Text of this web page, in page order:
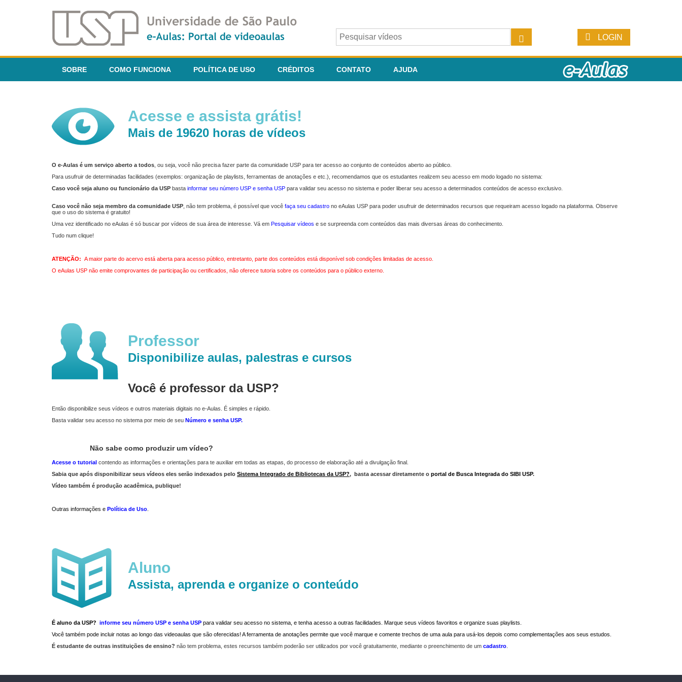
LOGIN
SOBRE COMO FUNCIONA POLÍTICA DE USO CRÉDITOS CONTATO AJUDA
Acesse e assista grátis!
Mais de 19620 horas de vídeos
O e-Aulas é um serviço aberto a todos , ou seja, você não precisa fazer parte da comunidade USP para ter acesso ao conjunto de conteúdos aberto ao público.
Para usufruir de determinadas facilidades (exemplos: organização de playlists, ferramentas de anotações e etc.), recomendamos que os estudantes realizem seu acesso em modo logado no sistema:
Caso você seja aluno ou funcionário da USP basta informar seu número USP e senha USP para validar seu acesso no sistema e poder liberar seu acesso a determinados conteúdos de acesso exclusivo.
Caso você não seja membro da comunidade USP , não tem problema, é possível que você faça seu cadastro no eAulas USP para poder usufruir de determinados recursos que requeiram acesso logado na plataforma. Observe
que o uso do sistema é gratuito!
Uma vez identificado no eAulas é só buscar por vídeos de sua área de interesse. Vá em Pesquisar vídeos e se surpreenda com conteúdos das mais diversas áreas do conhecimento.
Tudo num clique!
ATENÇÃO: A maior parte do acervo está aberta para acesso público, entretanto, parte dos conteúdos está disponível sob condições limitadas de acesso.
O eAulas USP não emite comprovantes de participação ou certificados, não oferece tutoria sobre os conteúdos para o público externo.
Professor
Disponibilize aulas, palestras e cursos
Você é professor da USP?
Então disponibilize seus vídeos e outros materiais digitais no e-Aulas. É simples e rápido.
Basta validar seu acesso no sistema por meio de seu Número e senha USP.
Não sabe como produzir um vídeo?
Acesse o tutorial contendo as informações e orientações para te auxiliar em todas as etapas, do processo de elaboração até a divulgação final.
Sabia que após disponibilizar seus vídeos eles serão indexados pelo Sistema Integrado de Bibliotecas da USP?, basta acessar diretamente o portal de Busca Integrada do SIBI USP.
Vídeo também é produção acadêmica, publique!
Outras informações e Política de Uso
Aluno
Assista, aprenda e organize o conteúdo
É aluno da USP? informe seu número USP e senha USP para validar seu acesso no sistema, e tenha acesso a outras facilidades. Marque seus vídeos favoritos e organize suas playlists.
Você também pode incluir notas ao longo das videoaulas que são oferecidas! A ferramenta de anotações permite que você marque e comente trechos de uma aula para usá-los depois como complementações aos seus estudos.
É estudante de outras instituições de ensino? não tem problema, estes recursos também poderão ser utilizados por você gratuitamente, mediante o preenchimento de um cadastro